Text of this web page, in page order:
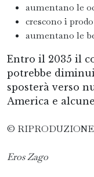
aumentano le
crescono i
aumentano le
Entro il 2035 il
potrebbe
sposterà verso
America e
©
Eros Zago